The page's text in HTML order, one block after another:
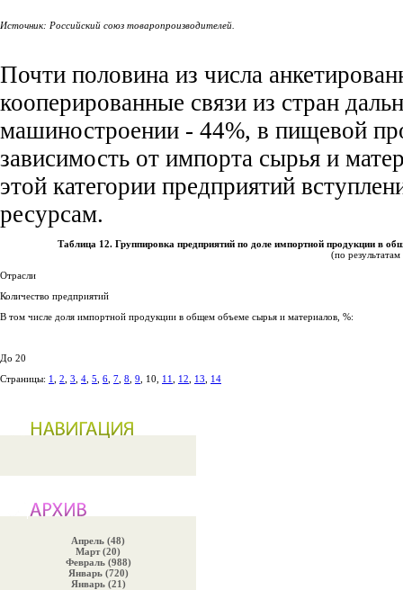
Источник: Российский союз товаропроизводителей.
Почти половина из числа
кооперированные связи из стран
машиностроении - 44%, в пищевой
зависимость от импорта сырья и
этой категории предприятий
ресурсам.
Таблица 12. Группировка предприятий по доле импортной продукции в
(по
Отрасли
Количество предприятий
В том числе доля импортной продукции в общем объеме сырья и материалов, %:
До 20
Страницы: 1 2 3 4 5 6 7 8 9 , 10, 11 12 13 14
Апрель (48)
Март (20)
Февраль (988)
Январь (720)
Январь (21)